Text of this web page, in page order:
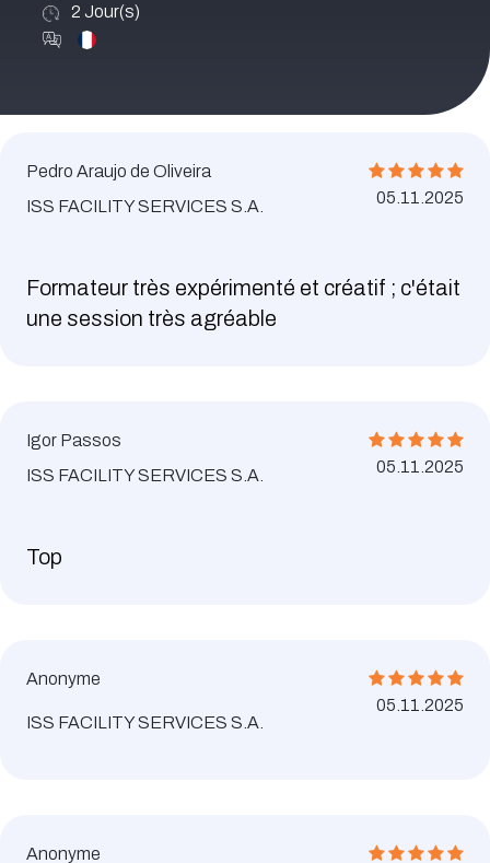
2 Jour(s)
Pedro Araujo de Oliveira
ISS FACILITY SERVICES S.A.
05.11.2025
Formateur très expérimenté et créatif ; c'était
une session très agréable
Igor Passos
ISS FACILITY SERVICES S.A.
05.11.2025
Top
Anonyme
ISS FACILITY SERVICES S.A.
05.11.2025
Anonyme